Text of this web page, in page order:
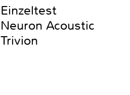
Einzeltest
Neuron Acoustic
Trivion